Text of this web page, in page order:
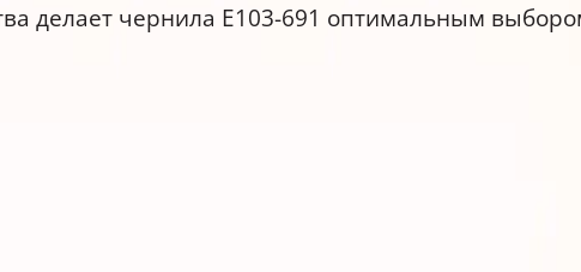
делает чернила E103-691 оптимальным